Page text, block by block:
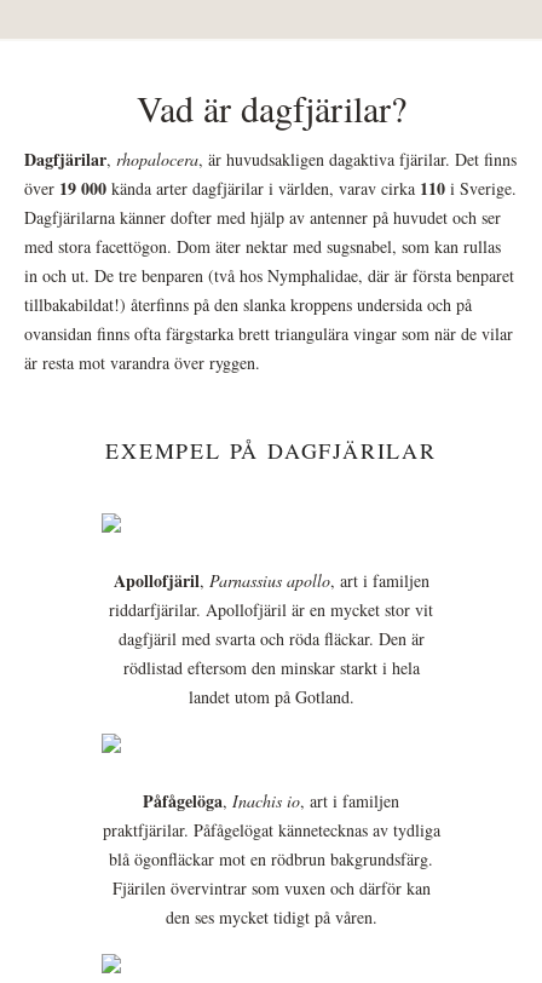
Vad är dagfjärilar?
Dagfjärilar, rhopalocera, är huvudsakligen dagaktiva fjärilar. Det finns
över 19 000 kända arter dagfjärilar i världen, varav cirka 110 i Sverige.
Dagfjärilarna känner dofter med hjälp av antenner på huvudet och ser
med stora facettögon. Dom äter nektar med sugsnabel, som kan rullas
in och ut. De tre benparen (två hos Nymphalidae, där är första benparet
tillbakabildat!) återfinns på den slanka kroppens undersida och på
ovansidan finns ofta färgstarka brett triangulära vingar som när de vilar
är resta mot varandra över ryggen.
EXEMPEL PÅ DAGFJÄRILAR
Apollofjäril, Parnassius apollo, art i familjen
riddarfjärilar. Apollofjäril är en mycket stor vit
dagfjäril med svarta och röda fläckar. Den är
rödlistad eftersom den minskar starkt i hela
landet utom på Gotland.
Påfågelöga, Inachis io, art i familjen
praktfjärilar. Påfågelögat kännetecknas av tydliga
blå ögonfläckar mot en rödbrun bakgrundsfärg.
Fjärilen övervintrar som vuxen och därför kan
den ses mycket tidigt på våren.